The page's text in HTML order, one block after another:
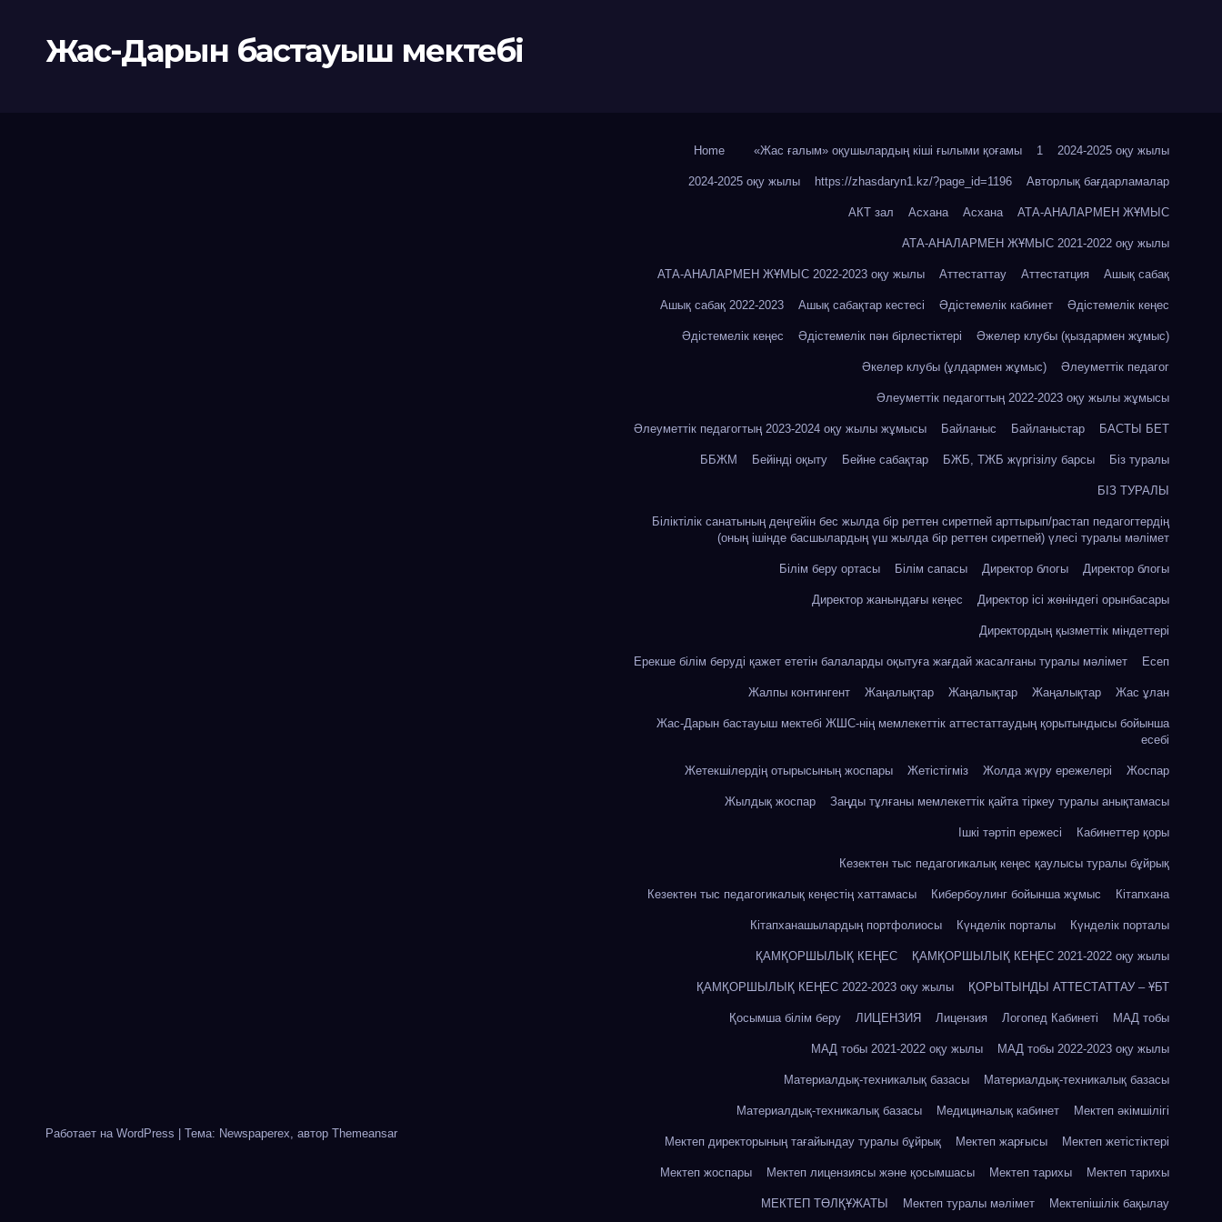
Жас-Дарын бастауыш мектебі
Работает на WordPress | Тема: Newspaperex, автор Themeansar
Home «Жас ғалым» оқушылардың кіші ғылыми қоғамы 1 2024-2025 оқу жылы
2024-2025 оқу жылы https://zhasdaryn1.kz/?page_id=1196 Авторлық бағдарламалар
АКТ зал Асхана Асхана АТА-АНАЛАРМЕН ЖҰМЫС
АТА-АНАЛАРМЕН ЖҰМЫС 2021-2022 оқу жылы
АТА-АНАЛАРМЕН ЖҰМЫС 2022-2023 оқу жылы Аттестаттау Аттестатция Ашық сабақ
Ашық сабақ 2022-2023 Ашық сабақтар кестесі Әдістемелік кабинет Әдістемелік кеңес
Әдістемелік кеңес Әдістемелік пән бірлестіктері Әжелер клубы (қыздармен жұмыс)
Әкелер клубы (ұлдармен жұмыс) Әлеуметтік педагог
Әлеуметтік педагогтың 2022-2023 оқу жылы жұмысы
Әлеуметтік педагогтың 2023-2024 оқу жылы жұмысы Байланыс Байланыстар БАСТЫ БЕТ
ББЖМ Бейінді оқыту Бейне сабақтар БЖБ, ТЖБ жүргізілу барсы Біз туралы
БІЗ ТУРАЛЫ
Біліктілік санатының деңгейін бес жылда бір реттен сиретпей арттырып/растап педагогтердің
(оның ішінде басшылардың үш жылда бір реттен сиретпей) үлесі туралы мәлімет
Білім беру ортасы Білім сапасы Директор блогы Директор блогы
Директор жанындағы кеңес Директор ісі жөніндегі орынбасары
Директордың қызметтік міндеттері
Ерекше білім беруді қажет ететін балаларды оқытуға жағдай жасалғаны туралы мәлімет Есеп
Жалпы контингент Жаңалықтар Жаңалықтар Жаңалықтар Жас ұлан
Жас-Дарын бастауыш мектебі ЖШС-нің мемлекеттік аттестаттаудың қорытындысы бойынша
есебі
Жетекшілердің отырысының жоспары Жетістігміз Жолда жүру ережелері Жоспар
Жылдық жоспар Заңды тұлғаны мемлекеттік қайта тіркеу туралы анықтамасы
Ішкі тәртіп ережесі Кабинеттер қоры
Кезектен тыс педагогикалық кеңес қаулысы туралы бұйрық
Кезектен тыс педагогикалық кеңестің хаттамасы Кибербоулинг бойынша жұмыс Кітапхана
Кітапханашылардың портфолиосы Күнделік порталы Күнделік порталы
ҚАМҚОРШЫЛЫҚ КЕҢЕС ҚАМҚОРШЫЛЫҚ КЕҢЕС 2021-2022 оқу жылы
ҚАМҚОРШЫЛЫҚ КЕҢЕС 2022-2023 оқу жылы ҚОРЫТЫНДЫ АТТЕСТАТТАУ – ҰБТ
Қосымша білім беру ЛИЦЕНЗИЯ Лицензия Логопед Кабинеті МАД тобы
МАД тобы 2021-2022 оқу жылы МАД тобы 2022-2023 оқу жылы
Материалдық-техникалық базасы Материалдық-техникалық базасы
Материалдық-техникалық базасы Медициналық кабинет Мектеп әкімшілігі
Мектеп директорының тағайындау туралы бұйрық Мектеп жарғысы Мектеп жетістіктері
Мектеп жоспары Мектеп лицензиясы және қосымшасы Мектеп тарихы Мектеп тарихы
МЕКТЕП ТӨЛҚҰЖАТЫ Мектеп туралы мәлімет Мектепішілік бақылау